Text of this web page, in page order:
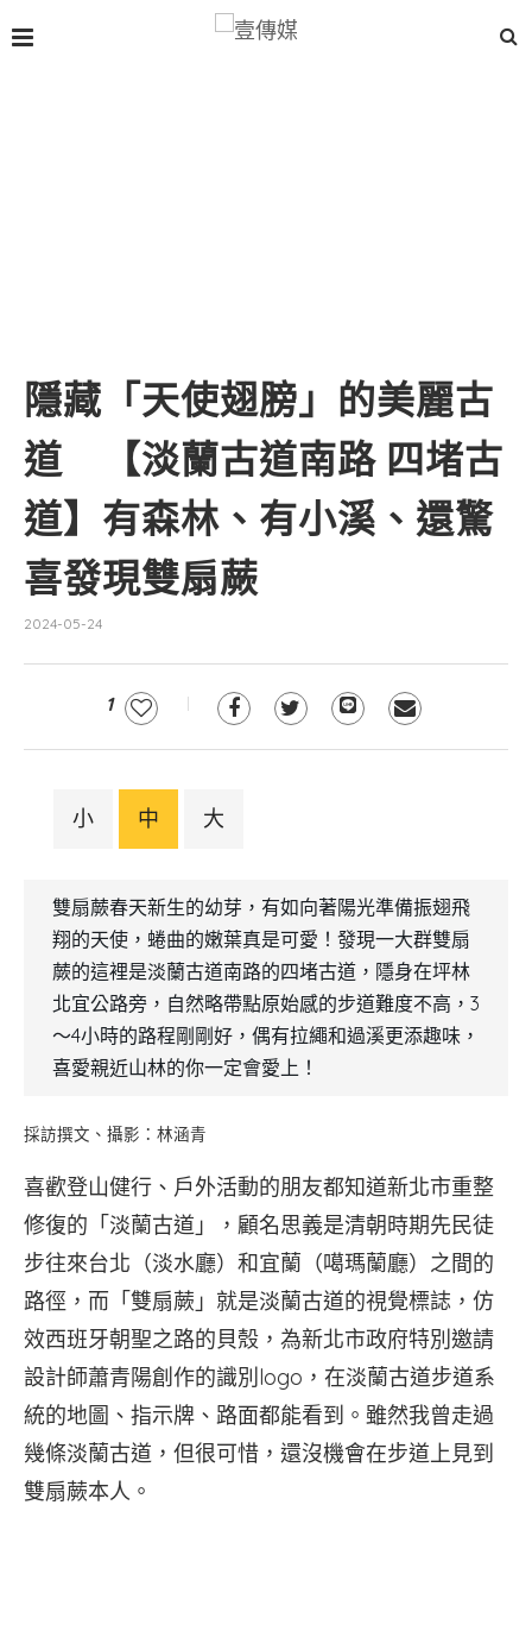
隱藏「天使翅膀」的美麗古
道 【淡蘭古道南路 四堵古
道】有森林、有小溪、還驚
喜發現雙扇蕨
2024-05-24
1
小 中 大
雙扇蕨春天新生的幼芽，有如向著陽光準備振翅飛
翔的天使，蜷曲的嫩葉真是可愛！發現一大群雙扇
蕨的這裡是淡蘭古道南路的四堵古道，隱身在坪林
北宜公路旁，自然略帶點原始感的步道難度不高，3
～4小時的路程剛剛好，偶有拉繩和過溪更添趣味，
喜愛親近山林的你一定會愛上！
採訪撰文、攝影：林涵青
喜歡登山健行、戶外活動的朋友都知道新北市重整
修復的「淡蘭古道」，顧名思義是清朝時期先民徒
步往來台北（淡水廳）和宜蘭（噶瑪蘭廳）之間的
路徑，而「雙扇蕨」就是淡蘭古道的視覺標誌，仿
效西班牙朝聖之路的貝殼，為新北市政府特別邀請
設計師蕭青陽創作的識別logo，在淡蘭古道步道系
統的地圖、指示牌、路面都能看到。雖然我曾走過
幾條淡蘭古道，但很可惜，還沒機會在步道上見到
雙扇蕨本人。